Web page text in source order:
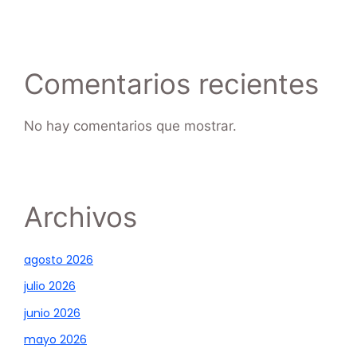
Comentarios recientes
No hay comentarios que mostrar.
Archivos
agosto 2026
julio 2026
junio 2026
mayo 2026